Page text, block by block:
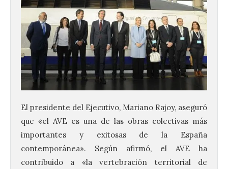
El presidente del Ejecutivo, Mariano Rajoy, aseguró
que «el AVE es una de las obras colectivas más
importantes y exitosas de la España
contemporánea». Según afirmó, el AVE ha
contribuido a «la vertebración territorial de